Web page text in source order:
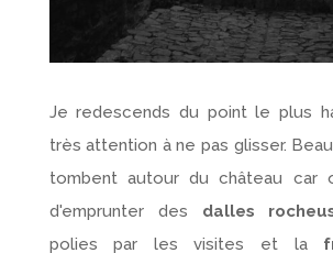
Je redescends du point le plus
très attention à ne pas glisser.
tombent autour du château car
d'emprunter des dalles
polies par les visites et la